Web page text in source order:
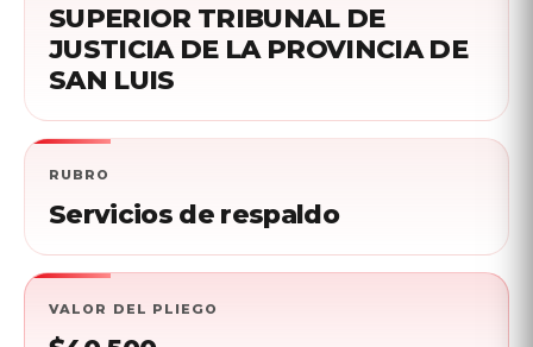
SUPERIOR TRIBUNAL DE
JUSTICIA DE LA PROVINCIA DE
SAN LUIS
RUBRO
Servicios de respaldo
VALOR DEL PLIEGO